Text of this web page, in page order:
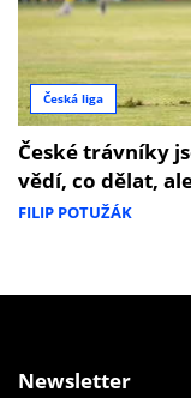
Česká liga
České trávníky
vědí, co dělat,
FILIP POTUŽÁK
Newsletter